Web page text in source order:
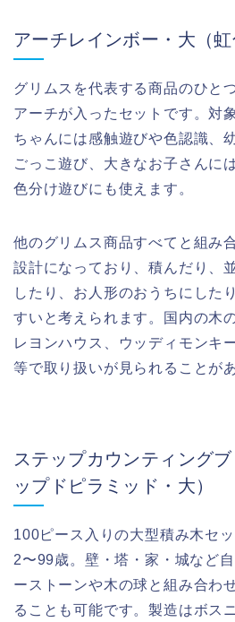
アーチレインボー・大（虹
グリムスを代表する商品のひと
アーチが入ったセットです。対
ちゃんには感触遊びや色認識、
ごっこ遊び、大きなお子さんに
色分け遊びにも使えます。
他のグリムス商品すべてと組み
設計になっており、積んだり、
したり、お人形のおうちにした
すいと考えられます。国内の木
レヨンハウス、ウッディモンキ
等で取り扱いが見られることが
ステップカウンティング
ップドピラミッド・大）
100ピース入りの大型積み木セ
2〜99歳。壁・塔・家・城など
ーストーンや木の球と組み合わ
ることも可能です。製造はボス